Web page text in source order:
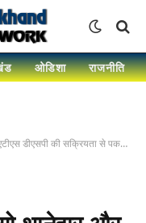
ओडिशा राजनीति
की सक्रियता से पकडा़या माजिद